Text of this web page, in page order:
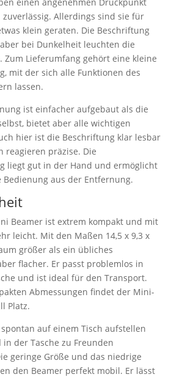
Allerdings sind sie für
klein geraten. Die Beschriftung
bei Dunkelheit leuchten die
Zum Lieferumfang gehört eine kleine
mit der sich alle Funktionen des
lassen.
ist einfacher aufgebaut als die
bietet aber alle wichtigen
hier ist die Beschriftung klar lesbar
reagieren präzise. Die
liegt gut in der Hand und ermöglicht
Bedienung aus der Entfernung.
Beamer ist extrem kompakt und mit
leicht. Mit den Maßen 14,5 x 9,3 x
größer als ein übliches
flacher. Er passt problemlos in
und ist ideal für den Transport.
Abmessungen findet der Mini-
Platz.
auf einem Tisch aufstellen
der Tasche zu Freunden
geringe Größe und das niedrige
den Beamer perfekt mobil. Er lässt